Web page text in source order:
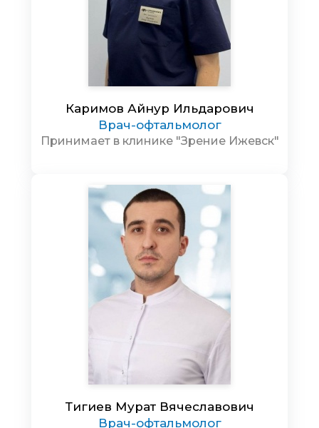
Каримов Айнур Ильдарович
Врач-офтальмолог
Принимает в клинике "Зрение Ижевск"
Тигиев Мурат Вячеславович
Врач-офтальмолог